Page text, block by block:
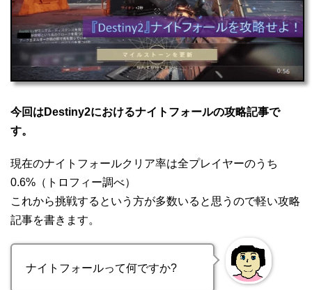
今回はDestiny2におけるナイトフォールの攻略記事で
す。
現在のナイトフォールクリア率は全プレイヤーのうち
0.6%（トロフィー調べ）
これから挑戦するという方が多数いると思うので軽い攻略
記事を書きます。
ナイトフォールって何ですか?